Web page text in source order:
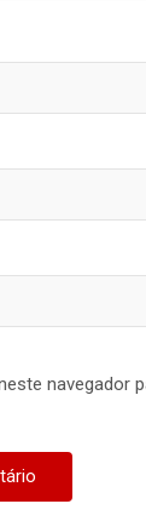
navegador